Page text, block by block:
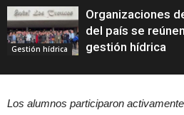
Gestión hídrica
Organizaciones
del país se
gestión hídrica
Los alumnos participaron